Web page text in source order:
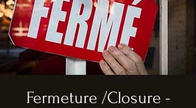
Fermeture /Closure -